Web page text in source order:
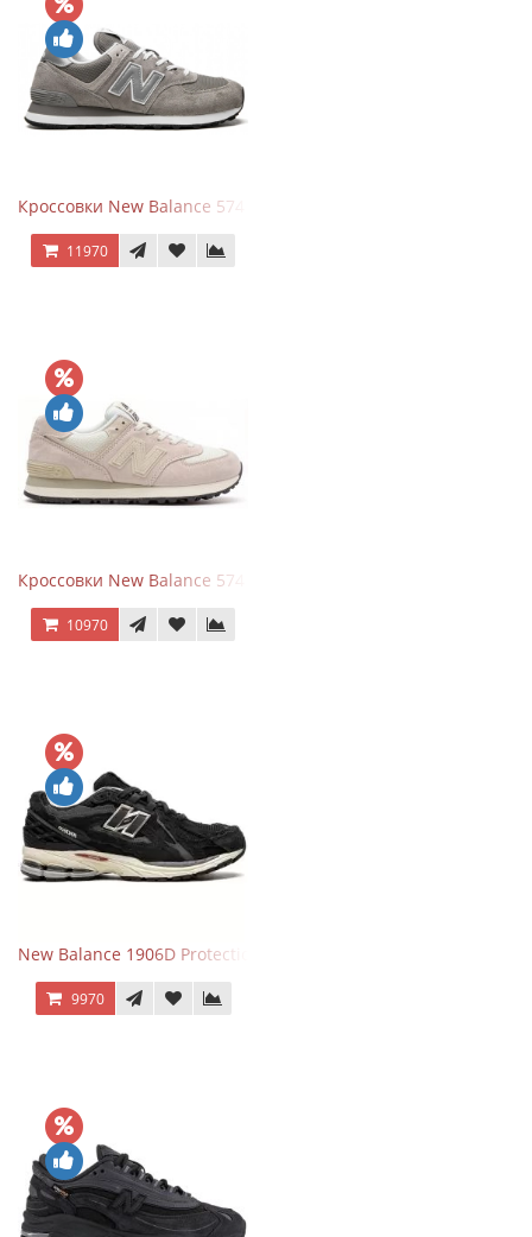
Кроссовки New Balance 574 Grey White Silver
11970
Кроссовки New Balance 574 Light Grey Pink
10970
New Balance 1906D Protection Pack Black черные
9970